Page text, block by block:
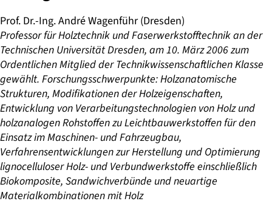
Prof. Dr.-Ing. André Wagenführ(Dresden)
Professor für Holztechnik und Faserwerkstofftechnik an der
Technischen Universität Dresden, am 10. März 2006 zum
Ordentlichen Mitglied der Technikwissenschaftlichen Klasse
gewählt. Forschungsschwerpunkte: Holzanatomische
Strukturen, Modifikationen der Holzeigenschaften,
Entwicklung von Verarbeitungstechnologien von Holz und
holzanalogen Rohstoffen zu Leichtbauwerkstoffen für den
Einsatz im Maschinen- und Fahrzeugbau,
Verfahrensentwicklungen zur Herstellung und Optimierung
lignocelluloser Holz- und Verbundwerkstoffe einschließlich
Biokomposite, Sandwichverbünde und neuartige
Materialkombinationen mit Holz